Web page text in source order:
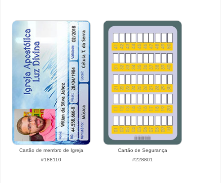
Cartão de membro de Igreja
#188110
Cartão de Segurança
#228801